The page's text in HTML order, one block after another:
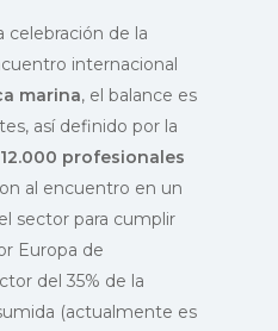
celebración de la
internacional
marina, el balance es
así definido por la
12.000 profesionales
al encuentro en un
sector para cumplir
Europa de
del 35% de la
(actualmente es